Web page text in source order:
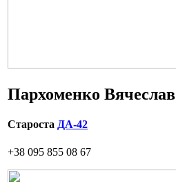
Пархоменко Вячеслав
Староста ДА-42
+38 095 855 08 67